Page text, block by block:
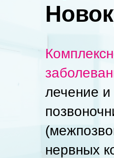
лечение
нервных